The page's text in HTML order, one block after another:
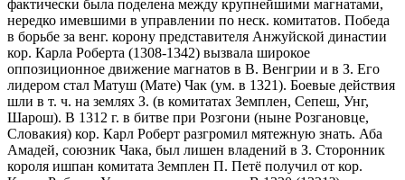
фактически была поделена между крупнейшими магнатами,
нередко имевшими в управлении по неск. комитатов. Победа
в борьбе за венг. корону представителя Анжуйской династии
кор. Карла Роберта (1308-1342) вызвала широкое
оппозиционное движение магнатов в В. Венгрии и в З. Его
лидером стал Матуш (Мате) Чак (ум. в 1321). Боевые действия
шли в т. ч. на землях З. (в комитатах Земплен, Сепеш, Унг,
Шарош). В 1312 г. в битве при Розгони (ныне Розгановце,
Словакия) кор. Карл Роберт разгромил мятежную знать. Аба
Амадей, союзник Чака, был лишен владений в З. Сторонник
короля ишпан комитата Земплен П. Петё получил от кор.